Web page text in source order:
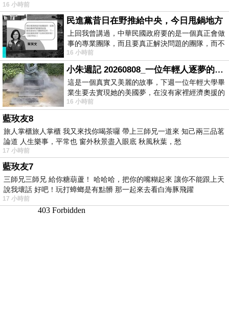
16 小時前
民進黨昔日在野推給中央，今日甩鍋地方
上回我曾講過，中華民國政府要的是一個真正會做
事的專業團隊，而且要真正解決問題的團隊，而不
是只會到處甩鍋的雙標團隊，最近民進黨
16 小時前
小朱週記 20260808_一位年輕人逐夢的真實故事
這是一個真實又美麗的故事，下週一位年輕大學畢
業生要去實現她的美國夢，在沒有家裡經濟奧援的
情況下，靠著自我努力工作累積出國基
16 小時前
藍玫友8
旅人掌櫃旅人掌櫃 我又來找你喝茶囉 帶上三師兄一道來 知己兩三品茗
論道 人生樂事，平常也 窗外秋景盡入眼底 秋風秋葉，愁
17 小時前
藍玫友7
三師兄三師兄 給你糖葫蘆！ 哈哈哈，把你的嘴糊起來 讓你不能跟上天
說我壞話 好吧！玩打蟑螂是有點髒 那一起來去看白海豚飛躍
17 小時前